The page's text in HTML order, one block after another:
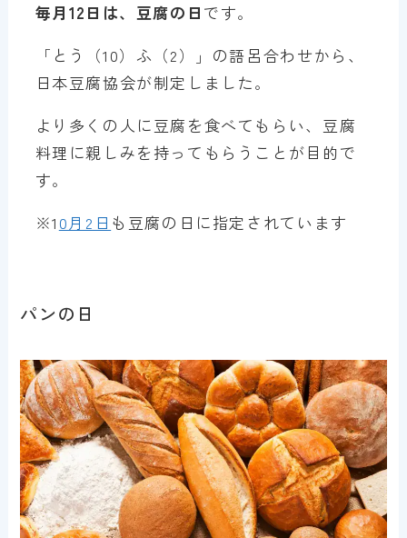
毎月12日は、豆腐の日 です。
「とう（10）ふ（2）」の語呂合わせから、
日本豆腐協会が制定しました。
より多くの人に豆腐を食べてもらい、豆腐
料理に親しみを持ってもらうことが目的で
す。
※1 0月2日 も豆腐の日に指定されています
パンの日